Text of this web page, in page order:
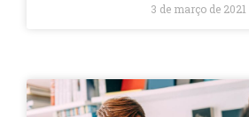
3 de março de 2021